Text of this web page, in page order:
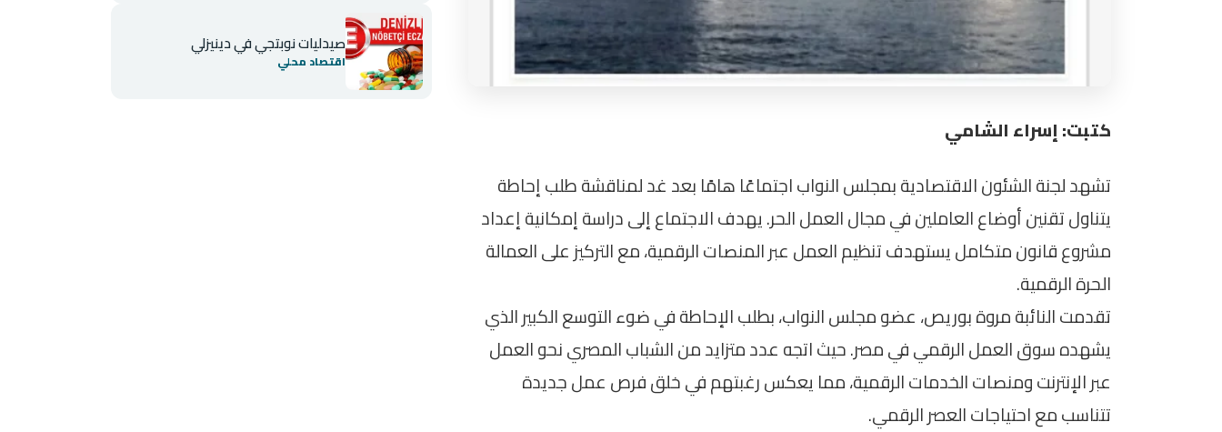
كتبت: إسراء الشامي
تشهد لجنة الشئون الاقتصادية بمجلس النواب اجتماعًا هامًا بعد غد لمناقشة طلب إحاطة
يتناول تقنين أوضاع العاملين في مجال العمل الحر. يهدف الاجتماع إلى دراسة إمكانية إعداد
مشروع قانون متكامل يستهدف تنظيم العمل عبر المنصات الرقمية، مع التركيز على العمالة
الحرة الرقمية.
تقدمت النائبة مروة بوريص، عضو مجلس النواب، بطلب الإحاطة في ضوء التوسع الكبير الذي
يشهده سوق العمل الرقمي في مصر. حيث اتجه عدد متزايد من الشباب المصري نحو العمل
عبر الإنترنت ومنصات الخدمات الرقمية، مما يعكس رغبتهم في خلق فرص عمل جديدة
تتناسب مع احتياجات العصر الرقمي.
صيدليات نوبتجي في دينيزلي
اقتصاد محلي